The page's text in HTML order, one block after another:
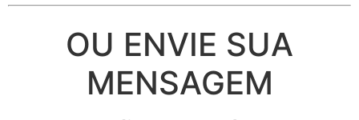
OU ENVIE SUA
MENSAGEM